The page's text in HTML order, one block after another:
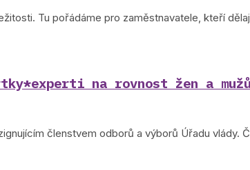
Tu pořádáme pro zaměstnavatele, kteří
na rovnost žen a mužů
členstvem odborů a výborů Úřadu vlády.